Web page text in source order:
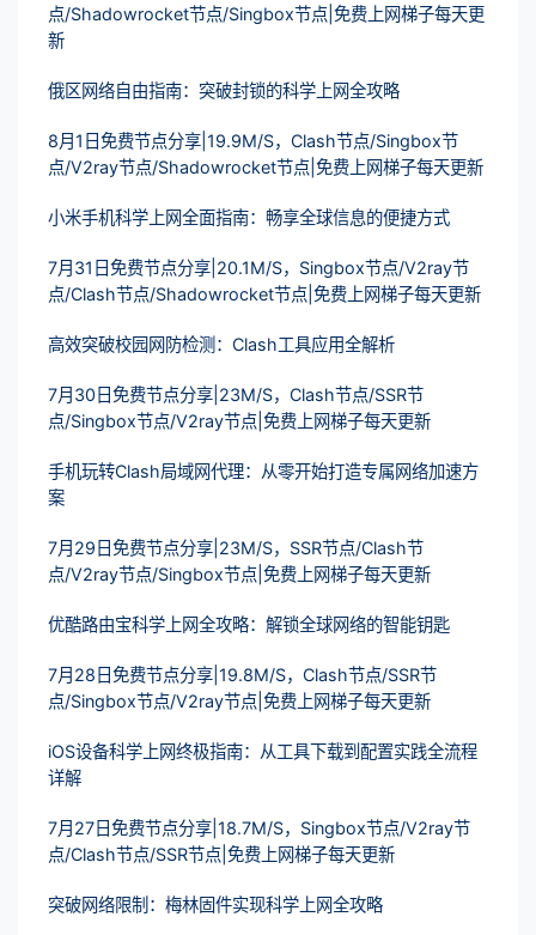
点/Shadowrocket节点/Singbox节点|免费上网梯子每天更
新
俄区网络自由指南：突破封锁的科学上网全攻略
8月1日免费节点分享|19.9M/S，Clash节点/Singbox节
点/V2ray节点/Shadowrocket节点|免费上网梯子每天更新
小米手机科学上网全面指南：畅享全球信息的便捷方式
7月31日免费节点分享|20.1M/S，Singbox节点/V2ray节
点/Clash节点/Shadowrocket节点|免费上网梯子每天更新
高效突破校园网防检测：Clash工具应用全解析
7月30日免费节点分享|23M/S，Clash节点/SSR节
点/Singbox节点/V2ray节点|免费上网梯子每天更新
手机玩转Clash局域网代理：从零开始打造专属网络加速方
案
7月29日免费节点分享|23M/S，SSR节点/Clash节
点/V2ray节点/Singbox节点|免费上网梯子每天更新
优酷路由宝科学上网全攻略：解锁全球网络的智能钥匙
7月28日免费节点分享|19.8M/S，Clash节点/SSR节
点/Singbox节点/V2ray节点|免费上网梯子每天更新
iOS设备科学上网终极指南：从工具下载到配置实践全流程
详解
7月27日免费节点分享|18.7M/S，Singbox节点/V2ray节
点/Clash节点/SSR节点|免费上网梯子每天更新
突破网络限制：梅林固件实现科学上网全攻略